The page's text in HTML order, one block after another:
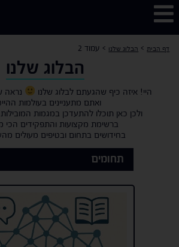
דף הבית > הבלוג שלנו > עמוד 2
הבלוג שלנו
היי! איזה כיף שהגעתם לבלוג שלנו
נראה
ואתם מתעניינים בעולמות
ולכן כאן תוכלו להתעדכן במגמות
ברשימת מקצועות והתפקידים הכי
בחידושים בתחום ובטיפים מעולים
תחומים